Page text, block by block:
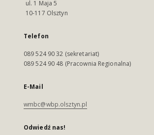
ul. 1 Maja 5
10-117 Olsztyn
Telefon
089 524 90 32 (sekretariat)
089 524 90 48 (Pracownia Regionalna)
E-Mail
wmbc@wbp.olsztyn.pl
Odwiedź nas!